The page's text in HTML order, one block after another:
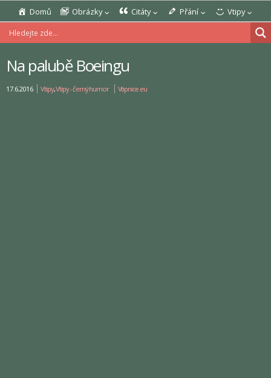
Domů Obrázky Citáty Přání Vtipy
Na palubě Boeingu
17.6.2016 Vtipy,Vtipy - černý humor Vtipnice.eu